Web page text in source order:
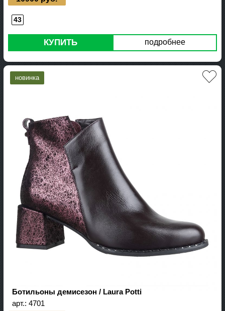
43
подробнее
КУПИТЬ
Ботильоны демисезон / Laura Potti
арт.: 4701